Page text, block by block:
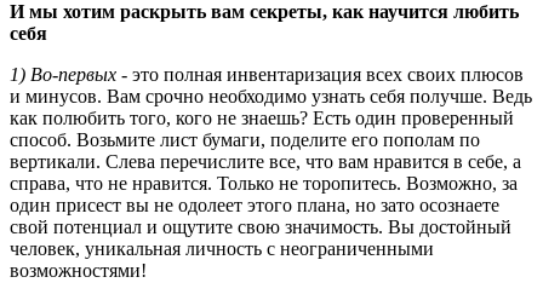
И мы хотим раскрыть вам секреты, как научится любить
себя
1) Во-первых - это полная инвентаризация всех своих плюсов
и минусов. Вам срочно необходимо узнать себя получше. Ведь
как полюбить того, кого не знаешь? Есть один проверенный
способ. Возьмите лист бумаги, поделите его пополам по
вертикали. Слева перечислите все, что вам нравится в себе, а
справа, что не нравится. Только не торопитесь. Возможно, за
один присест вы не одолеет этого плана, но зато осознаете
свой потенциал и ощутите свою значимость. Вы достойный
человек, уникальная личность с неограниченными
возможностями!